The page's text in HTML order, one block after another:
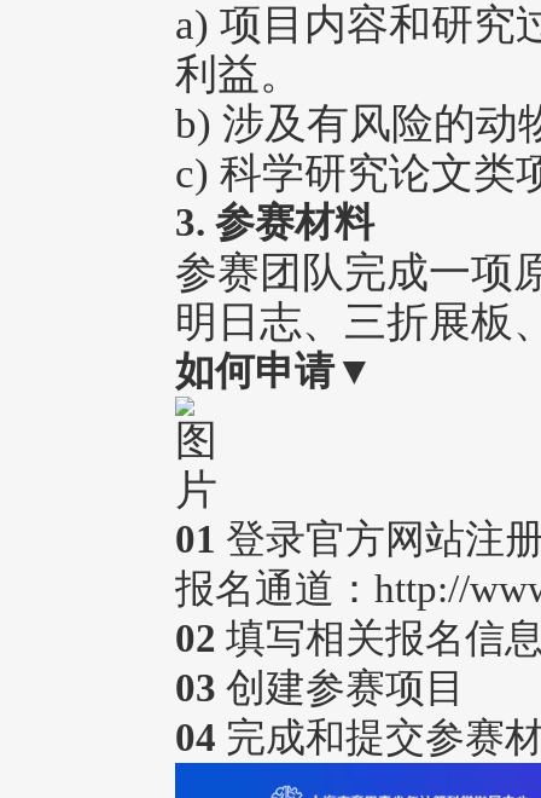
a) 项目内容和研究
利益。
b) 涉及有风险的动
c) 科学研究论文类
3. 参赛材料
参赛团队完成一项
明日志、三折展板
如何申请▼
01 登录官方网站注
报名通道：http://
02 填写相关报名信
03 创建参赛项目
04 完成和提交参赛